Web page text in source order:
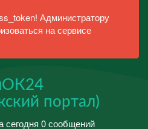
Администратору
на сервисе
портал)
сегодня 0 сообщений